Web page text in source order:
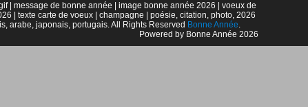
| message de bonne année | image bonne année 2026 | voeux de
| texte carte de voeux | champagne | poésie, citation, photo, 2026
arabe, japonais, portugais. All Rights Reserved Bonne Année.
Powered by Bonne Année 2026